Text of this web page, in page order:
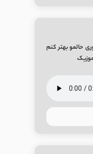
حالمو بهتر کنم